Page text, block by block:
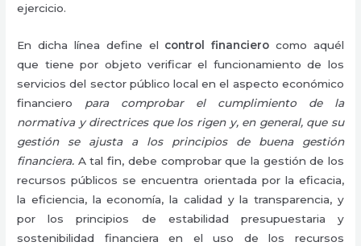
ejercicio.
En dicha línea define el control financiero como aquél
que tiene por objeto verificar el funcionamiento de los
servicios del sector público local en el aspecto económico
financiero para comprobar el cumplimiento de la
normativa y directrices que los rigen y, en general, que su
gestión se ajusta a los principios de buena gestión
financiera. A tal fin, debe comprobar que la gestión de los
recursos públicos se encuentra orientada por la eficacia,
la eficiencia, la economía, la calidad y la transparencia, y
por los principios de estabilidad presupuestaria y
sostenibilidad financiera en el uso de los recursos